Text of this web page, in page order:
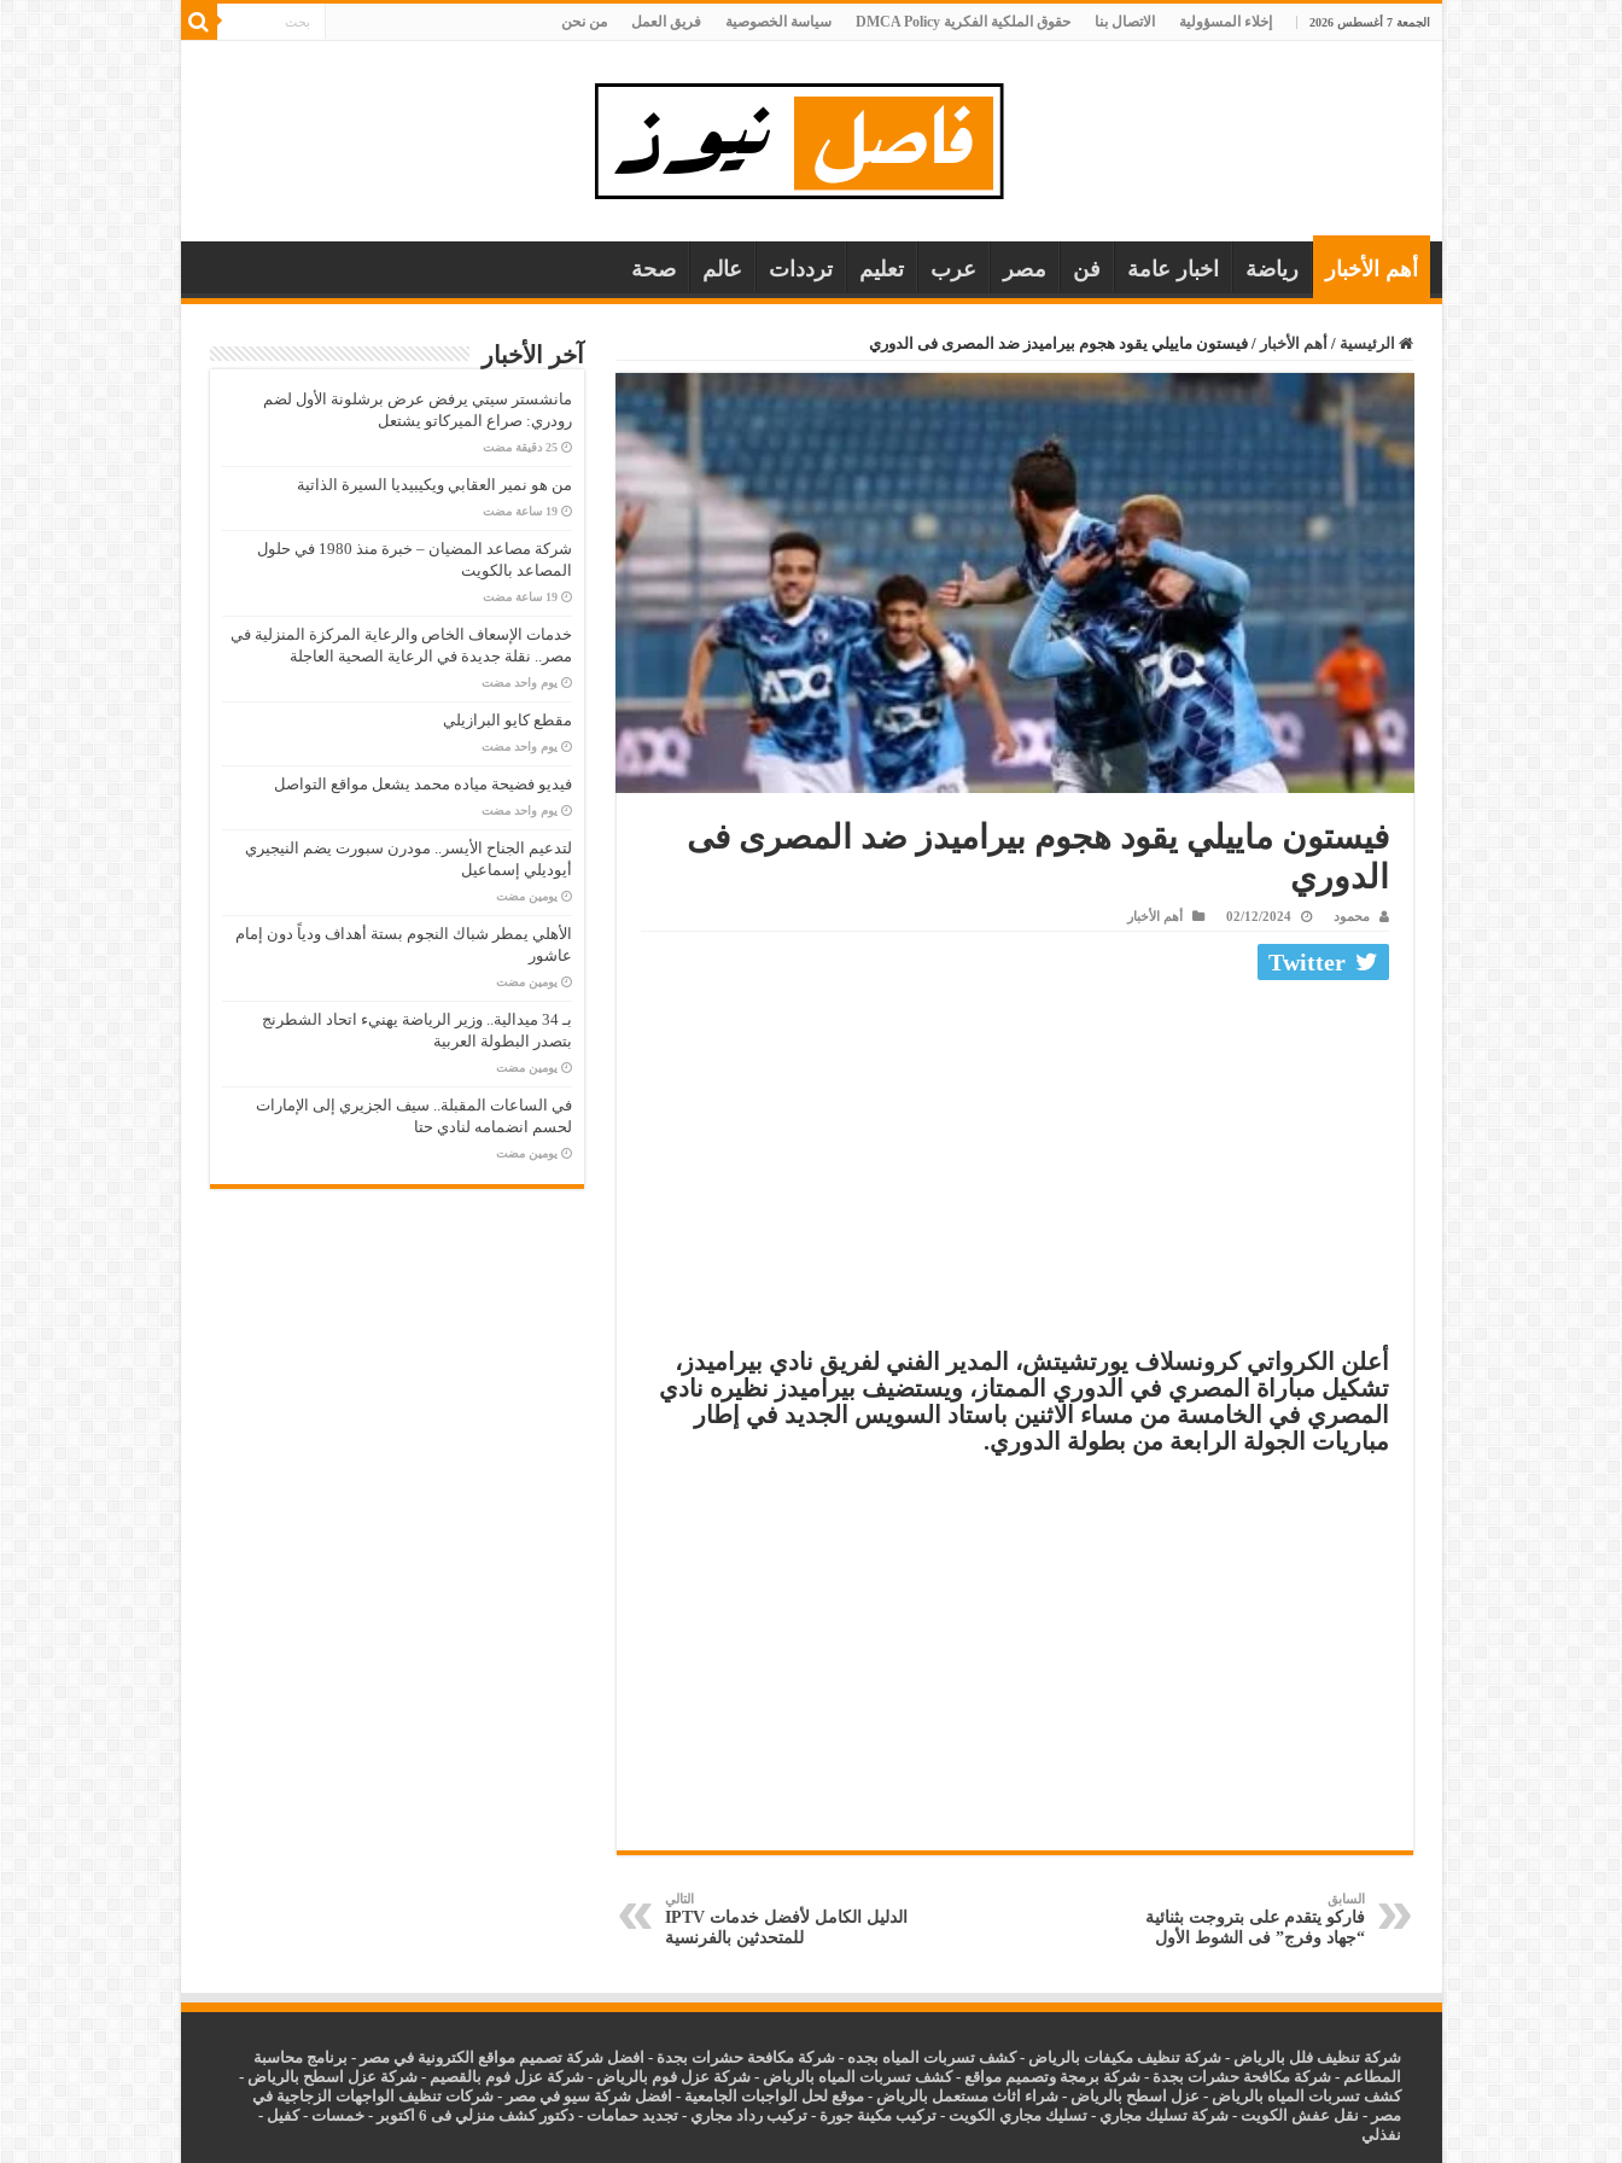
الجمعة 7 أغسطس 2026 إخلاء المسؤولية الاتصال بنا حقوق الملكية الفكرية DMCA Policy سياسة الخصوصية فريق العمل من نحن
أهم الأخبار رياضة اخبار عامة فن مصر عرب تعليم ترددات عالم صحة
الرئيسية / أهم الأخبار / فيستون ماييلي يقود هجوم بيراميدز ضد المصرى فى الدوري
فيستون ماييلي يقود هجوم بيراميدز ضد المصرى فى
الدوري
محمود 02/12/2024 أهم الأخبار
Twitter
أعلن الكرواتي كرونسلاف يورتشيتش، المدير الفني لفريق نادي بيراميدز،
تشكيل مباراة المصري في الدوري الممتاز، ويستضيف بيراميدز نظيره نادي
المصري في الخامسة من مساء الاثنين باستاد السويس الجديد في إطار
مباريات الجولة الرابعة من بطولة الدوري.
السابق
فاركو يتقدم على بتروجت بثنائية
“جهاد وفرج” فى الشوط الأول
التالي
الدليل الكامل لأفضل خدمات IPTV
للمتحدثين بالفرنسية
آخر الأخبار
مانشستر سيتي يرفض عرض برشلونة الأول لضم
رودري: صراع الميركاتو يشتعل
‏25 دقيقة مضت
من هو نمير العقابي ويكيبيديا السيرة الذاتية
‏19 ساعة مضت
شركة مصاعد المضيان – خبرة منذ 1980 في حلول
المصاعد بالكويت
‏19 ساعة مضت
خدمات الإسعاف الخاص والرعاية المركزة المنزلية في
مصر.. نقلة جديدة في الرعاية الصحية العاجلة
‏يوم واحد مضت
مقطع كايو البرازيلي
‏يوم واحد مضت
فيديو فضيحة مياده محمد يشعل مواقع التواصل
‏يوم واحد مضت
لتدعيم الجناح الأيسر.. مودرن سبورت يضم النيجيري
أيوديلي إسماعيل
‏يومين مضت
الأهلي يمطر شباك النجوم بستة أهداف ودياً دون إمام
عاشور
‏يومين مضت
بـ 34 ميدالية.. وزير الرياضة يهنيء اتحاد الشطرنج
بتصدر البطولة العربية
‏يومين مضت
في الساعات المقبلة.. سيف الجزيري إلى الإمارات
لحسم انضمامه لنادي حتا
‏يومين مضت
شركة تنظيف فلل بالرياض -شركة تنظيف مكيفات بالرياض -كشف تسربات المياه بجده -شركة مكافحة حشرات بجدة - افضل شركة تصميم مواقع الكترونية في مصر - برنامج محاسبة
المطاعم -شركة مكافحة حشرات بجدة -شركة برمجة وتصميم مواقع -كشف تسربات المياه بالرياض -شركة عزل فوم بالرياض -شركة عزل فوم بالقصيم -شركة عزل اسطح بالرياض -
كشف تسربات المياه بالرياض - عزل اسطح بالرياض -شراء اثاث مستعمل بالرياض - موقع لحل الواجبات الجامعية - افضل شركة سيو في مصر -شركات تنظيف الواجهات الزجاجية في
مصر - نقل عفش الكويت -شركة تسليك مجاري -تسليك مجاري الكويت -تركيب مكينة جورة -تركيب رداد مجاري -تجديد حمامات -دكتور كشف منزلي فى 6 اكتوبر -خمسات -كفيل -
نفذلي